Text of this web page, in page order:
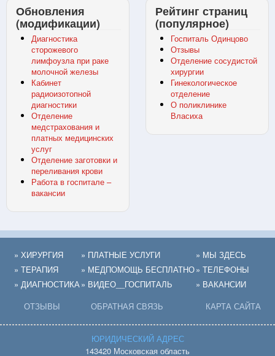
Обновления
(модификации)
Диагностика
сторожевого
лимфоузла при раке
молочной железы
Кабинет
радиоизотопной
диагностики
Отделение
медстрахования и
платных медицинских
услуг
Отделение заготовки и
переливания крови
Работа в госпитале –
вакансии
Рейтинг страниц
(популярное)
Госпиталь Одинцово
Отзывы
Отделение сосудистой
хирургии
Гинекологическое
отделение
О поликлинике
Власиха
» ХИРУРГИЯ
» ТЕРАПИЯ
» ДИАГНОСТИКА
ОТЗЫВЫ
» ПЛАТНЫЕ УСЛУГИ
» МЕДПОМОЩЬ БЕСПЛАТНО
» ВИДЕО__ГОСПИТАЛЬ
ОБРАТНАЯ СВЯЗЬ
» МЫ ЗДЕСЬ
» ТЕЛЕФОНЫ
» ВАКАНСИИ
КАРТА САЙТА
ЮРИДИЧЕСКИЙ АДРЕС
143420 Московская область